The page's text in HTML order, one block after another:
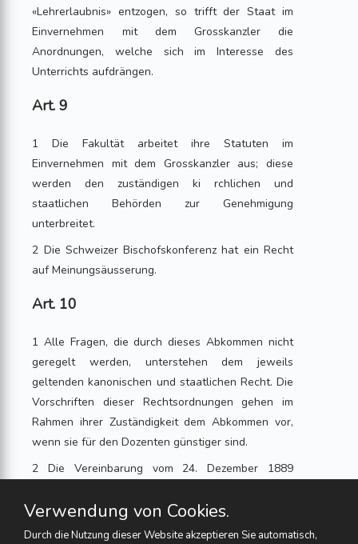
«Lehrerlaubnis» entzogen, so trifft der Staat im
Einvernehmen mit dem Grosskanzler die
Anordnungen, welche sich im Interesse des
Unterrichts aufdrängen.
Art. 9
1 Die Fakultät arbeitet ihre Statuten im
Einvernehmen mit dem Grosskanzler aus; diese
werden den zuständigen ki rchlichen und
staatlichen Behörden zur Genehmigung
unterbreitet.
2 Die Schweizer Bischofskonferenz hat ein Recht
auf Meinungsäusserung.
Art. 10
1 Alle Fragen, die durch dieses Abkommen nicht
geregelt werden, unterstehen dem jeweils
geltenden kanonischen und staatlichen Recht. Die
Vorschriften dieser Rechtsordnungen gehen im
Rahmen ihrer Zuständigkeit dem Abkommen vor,
wenn sie für den Dozenten günstiger sind.
2 Die Vereinbarung vom 24. Dezember 1889
und dem Staa tsrat ist aufgehoben.
Verwendung von Cookies.
Durch die Nutzung dieser Website akzeptieren Sie automatisch,